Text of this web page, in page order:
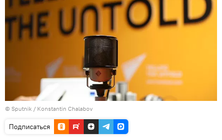
© Sputnik / Konstantin Chalabov
Подписаться